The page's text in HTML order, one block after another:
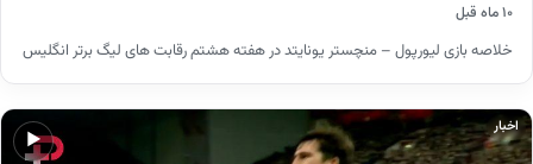
۱۰ ماه قبل
خلاصه بازی لیورپول – منچستر یونایتد در هفته هشتم رقابت های لیگ برتر انگلیس
▶
اخبار